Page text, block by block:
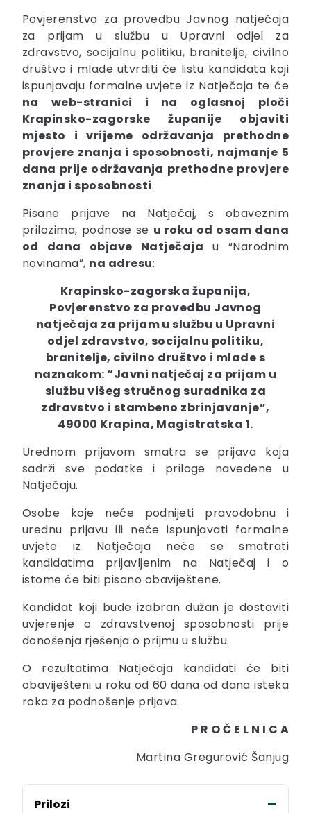
Povjerenstvo za provedbu Javnog natječaja
za prijam u službu u Upravni odjel za
zdravstvo, socijalnu politiku, branitelje, civilno
društvo i mlade utvrditi će listu kandidata koji
ispunjavaju formalne uvjete iz Natječaja te će
na web-stranici i na oglasnoj ploči
Krapinsko-zagorske županije objaviti
mjesto i vrijeme održavanja prethodne
provjere znanja i sposobnosti, najmanje 5
dana prije održavanja prethodne provjere
znanja i sposobnosti.
Pisane prijave na Natječaj, s obaveznim
prilozima, podnose se u roku od osam dana
od dana objave Natječaja u “Narodnim
novinama”, na adresu:
Krapinsko-zagorska županija,
Povjerenstvo za provedbu Javnog
natječaja za prijam u službu u Upravni
odjel zdravstvo, socijalnu politiku,
branitelje, civilno društvo i mlade s
naznakom: “Javni natječaj za prijam u
službu višeg stručnog suradnika za
zdravstvo i stambeno zbrinjavanje”,
49000 Krapina, Magistratska 1.
Urednom prijavom smatra se prijava koja
sadrži sve podatke i priloge navedene u
Natječaju.
Osobe koje neće podnijeti pravodobnu i
urednu prijavu ili neće ispunjavati formalne
uvjete iz Natječaja neće se smatrati
kandidatima prijavljenim na Natječaj i o
istome će biti pisano obaviještene.
Kandidat koji bude izabran dužan je dostaviti
uvjerenje o zdravstvenoj sposobnosti prije
donošenja rješenja o prijmu u službu.
O rezultatima Natječaja kandidati će biti
obaviješteni u roku od 60 dana od dana isteka
roka za podnošenje prijava.
P R O Č E L N I C A
Martina Gregurović Šanjug
Prilozi